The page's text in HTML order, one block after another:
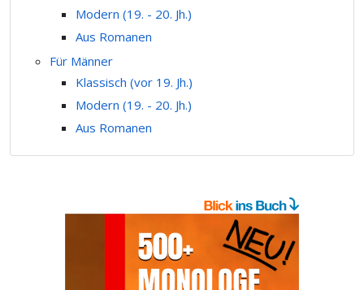
Modern (19. - 20. Jh.)
Aus Romanen
Für Männer
Klassisch (vor 19. Jh.)
Modern (19. - 20. Jh.)
Aus Romanen